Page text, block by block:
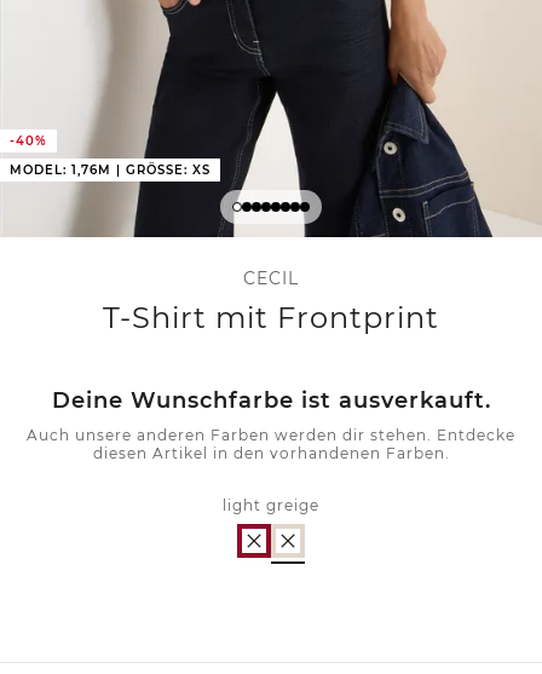
-40%
MODEL: 1,76M | GRÖSSE: XS
CECIL
T-Shirt mit Frontprint
Deine Wunschfarbe ist ausverkauft.
Auch unsere anderen Farben werden dir stehen. Entdecke
diesen Artikel in den vorhandenen Farben.
light greige